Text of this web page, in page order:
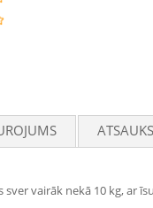
sver vairāk nekā 10 kg, ar